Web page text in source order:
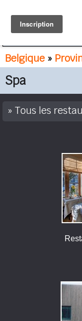
Belgique »
Spa
Tous les